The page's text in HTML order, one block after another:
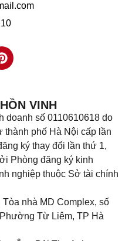
VINH
doanh số 0110610618 do
phố Hà Nội cấp lần
ký thay đổi lần thứ 1,
Phòng đăng ký kinh
nghiệp thuộc Sở tài chính
Tòa nhà MD Complex, số
Từ Liêm, TP Hà